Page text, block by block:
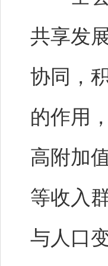
共享发
协同，
的作用
高附加
等收入
与人口